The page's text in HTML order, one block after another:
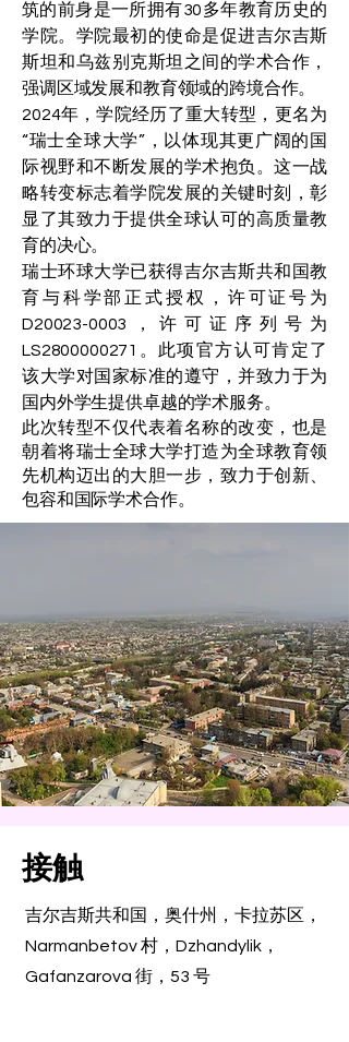
筑的前身是一所拥有30多年教育历史的
学院。学院最初的使命是促进吉尔吉斯
斯坦和乌兹别克斯坦之间的学术合作，
强调区域发展和教育领域的跨境合作。
2024年，学院经历了重大转型，更名为
“瑞士全球大学”，以体现其更广阔的国
际视野和不断发展的学术抱负。这一战
略转变标志着学院发展的关键时刻，彰
显了其致力于提供全球认可的高质量教
育的决心。
瑞士环球大学已获得吉尔吉斯共和国教
育与科学部正式授权，许可证号为
D20023-0003，许可证序列号为
LS2800000271。此项官方认可肯定了
该大学对国家标准的遵守，并致力于为
国内外学生提供卓越的学术服务。
此次转型不仅代表着名称的改变，也是
朝着将瑞士全球大学打造为全球教育领
先机构迈出的大胆一步，致力于创新、
包容和国际学术合作。
接触
吉尔吉斯共和国，奥什州，卡拉苏区，
Narmanbetov 村，Dzhandylik，
Gafanzarova 街，53 号